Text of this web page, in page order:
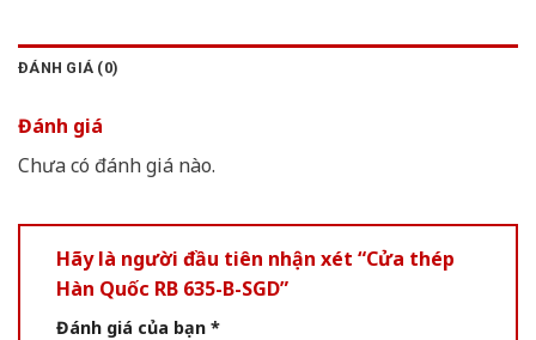
ĐÁNH GIÁ (0)
Đánh giá
Chưa có đánh giá nào.
Hãy là người đầu tiên nhận xét “Cửa thép
Hàn Quốc RB 635-B-SGD”
Đánh giá của bạn *